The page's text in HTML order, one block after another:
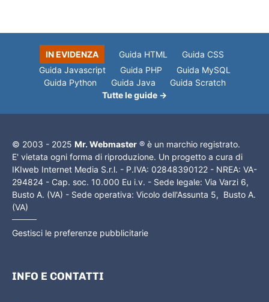
IN EVIDENZA Guida HTML
Guida CSS
Guida Javascript
Guida PHP
Guida MySQL
Guida Python
Guida Java
Guida Scratch
Tutte le guide →
© 2003 - 2025 Mr. Webmaster ® è un marchio registrato.
E' vietata ogni forma di riproduzione. Un progetto a cura di
IKIweb Internet Media S.r.l. - P.IVA: 02848390122 - NREA: VA-
294824 - Cap. soc. 10.000 Eu i.v. - Sede legale: Via Varzi 6,
Busto A. (VA) - Sede operativa: Vicolo dell'Assunta 5, Busto A.
(VA)
Gestisci le preferenze pubblicitarie
INFO E CONTATTI